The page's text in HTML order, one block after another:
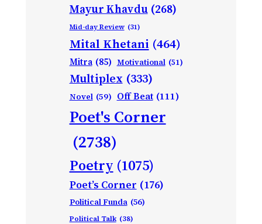
Mayur Khavdu (268)
Mid-day Review (31)
Mital Khetani (464)
Mitra (85) Motivational (51)
Multiplex (333)
Novel (59) Off Beat (111)
Poet's Corner
(2738)
Poetry (1075)
Poet’s Corner (176)
Political Funda (56)
Political Talk (38)